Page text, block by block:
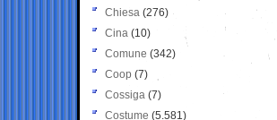
Chiesa (276)
Cina (10)
Comune (342)
Coop (7)
Cossiga (7)
Costume (5.581)